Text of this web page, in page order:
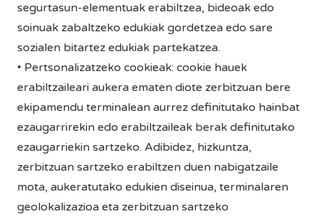
segurtasun-elementuak erabiltzea, bideoak edo
soinuak zabaltzeko edukiak gordetzea edo sare
sozialen bitartez edukiak partekatzea.
• Pertsonalizatzeko cookieak: cookie hauek
erabiltzaileari aukera ematen diote zerbitzuan bere
ekipamendu terminalean aurrez definitutako hainbat
ezaugarrirekin edo erabiltzaileak berak definitutako
ezaugarriekin sartzeko. Adibidez, hizkuntza,
zerbitzuan sartzeko erabiltzen duen nabigatzaile
mota, aukeratutako edukien diseinua, terminalaren
geolokalizazioa eta zerbitzuan sartzeko